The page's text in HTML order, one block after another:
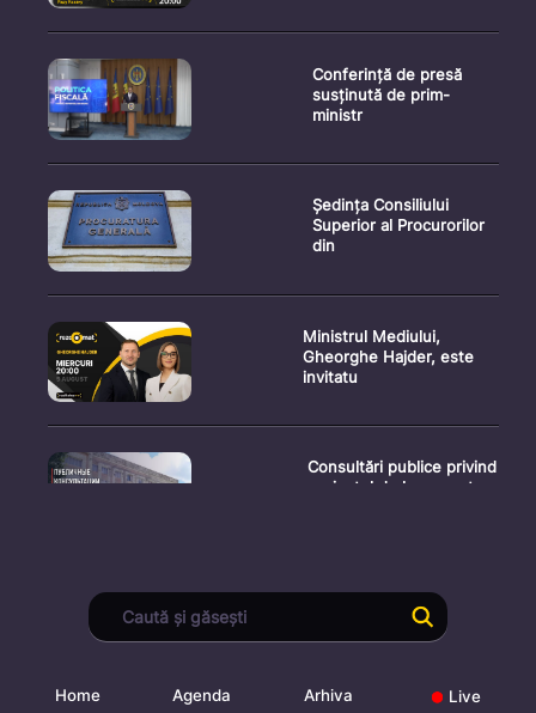
Conferință de presă
susținută de prim-
ministr
Ședința Consiliului
Superior al Procurorilor
din
Ministrul Mediului,
Gheorghe Hajder, este
invitatu
Consultări publice privind
proiectul de lege pent
Consultarea Publică CP-
01, dedicată Studiilor de
Home Agenda Arhiva Live